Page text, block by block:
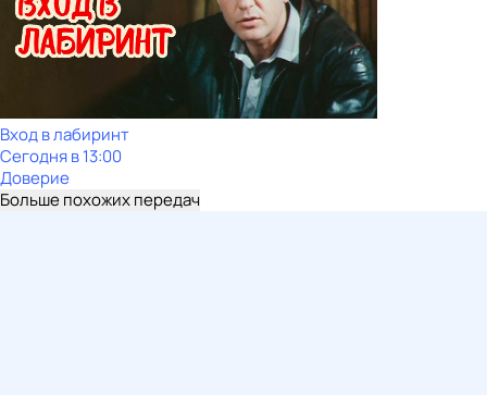
Вход в лабиринт
Сегодня в 13:00
Доверие
Больше похожих передач